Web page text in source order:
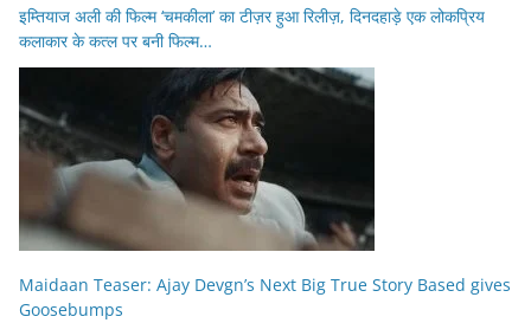
इम्तियाज अली की फिल्म ‘चमकीला’ का टीज़र हुआ रिलीज़, दिनदहाड़े एक लोकप्रिय
कलाकार के कत्ल पर बनी फिल्म…
Maidaan Teaser: Ajay Devgn’s Next Big True Story Based gives
Goosebumps